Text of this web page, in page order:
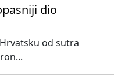
dio
od sutra